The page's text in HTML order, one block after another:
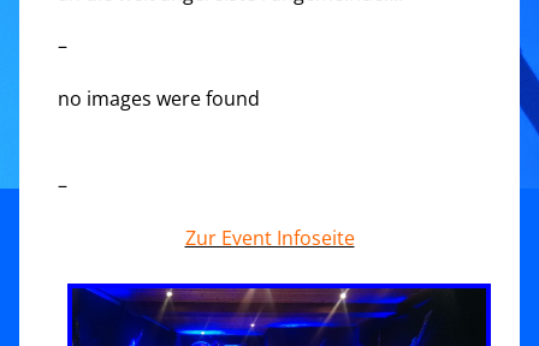
–
no images were found
–
Zur Event Infoseite